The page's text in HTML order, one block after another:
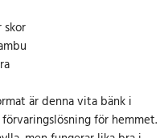
är denna vita bänk i
för hemmet.